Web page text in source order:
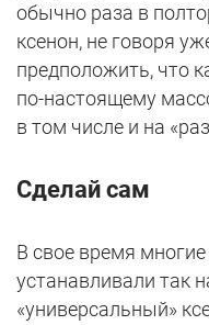
обычно раза в
ксенон, не говоря
предположить, что
по-настоящему
в том числе и на
Сделай сам
В свое время
устанавливали так
«универсальный»